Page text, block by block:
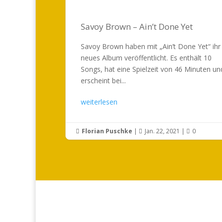
Savoy Brown – Ain’t Done Yet
Savoy Brown haben mit „Ain’t Done Yet“ ihr
neues Album veröffentlicht. Es enthält 10
Songs, hat eine Spielzeit von 46 Minuten
erscheint bei...
weiterlesen
 Florian Puschke |  Jan. 22, 2021 |  0